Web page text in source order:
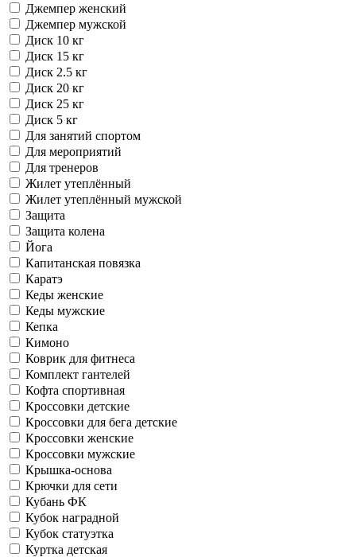
Джемпер женский
Джемпер мужской
Диск 10 кг
Диск 15 кг
Диск 2.5 кг
Диск 20 кг
Диск 25 кг
Диск 5 кг
Для занятий спортом
Для мероприятий
Для тренеров
Жилет утеплённый
Жилет утеплённый мужской
Защита
Защита колена
Йога
Капитанская повязка
Каратэ
Кеды женские
Кеды мужские
Кепка
Кимоно
Коврик для фитнеса
Комплект гантелей
Кофта спортивная
Кроссовки детские
Кроссовки для бега детские
Кроссовки женские
Кроссовки мужские
Крышка-основа
Крючки для сети
Кубань ФК
Кубок наградной
Кубок статуэтка
Куртка детская